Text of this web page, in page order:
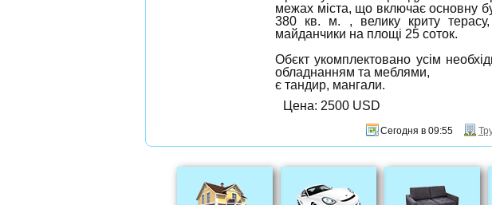
межах міста, що включає основну
380 кв. м. , велику криту терасу,
майданчики на площі 25 соток.
Обєкт укомплектовано усім
обладнанням та меблями,
є тандир, мангали.
Цена: 2500 USD
Сегодня в 09:55